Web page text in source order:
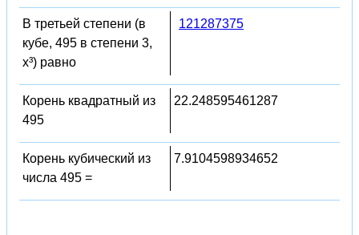
В третьей степени (в
кубе, 495 в степени 3,
x³) равно
121287375
Корень квадратный из
495
22.248595461287
Корень кубический из
числа 495 =
7.9104598934652